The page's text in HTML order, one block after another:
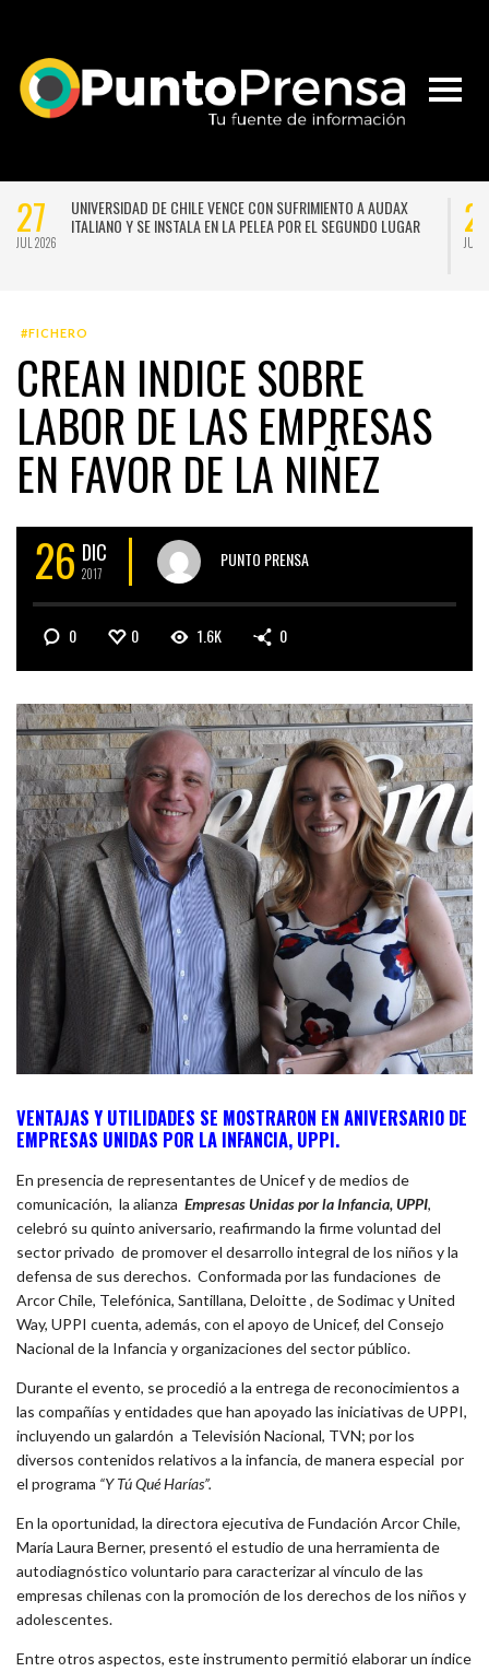
27
JUL 2026
UNIVERSIDAD DE CHILE VENCE CON SUFRIMIENTO A AUDAX
ITALIANO Y SE INSTALA EN LA PELEA POR EL SEGUNDO LUGAR
JUL
#FICHERO
CREAN INDICE SOBRE
LABOR DE LAS EMPRESAS
EN FAVOR DE LA NIÑEZ
26 DIC
2017
PUNTO PRENSA
0 0 1.6K 0
VENTAJAS Y UTILIDADES SE MOSTRARON EN ANIVERSARIO DE
EMPRESAS UNIDAS POR LA INFANCIA, UPPI.
En presencia de representantes de Unicef y de medios de
comunicación, la alianza Empresas Unidas por la Infancia, UPPI,
celebró su quinto aniversario, reafirmando la firme voluntad del
sector privado de promover el desarrollo integral de los niños y la
defensa de sus derechos. Conformada por las fundaciones de
Arcor Chile, Telefónica, Santillana, Deloitte , de Sodimac y United
Way, UPPI cuenta, además, con el apoyo de Unicef, del Consejo
Nacional de la Infancia y organizaciones del sector público.
Durante el evento, se procedió a la entrega de reconocimientos a
las compañías y entidades que han apoyado las iniciativas de UPPI,
incluyendo un galardón a Televisión Nacional, TVN; por los
diversos contenidos relativos a la infancia, de manera especial por
el programa “Y Tú Qué Harías”.
En la oportunidad, la directora ejecutiva de Fundación Arcor Chile,
María Laura Berner, presentó el estudio de una herramienta de
autodiagnóstico voluntario para caracterizar al vínculo de las
empresas chilenas con la promoción de los derechos de los niños y
adolescentes.
Entre otros aspectos, este instrumento permitió elaborar un índice